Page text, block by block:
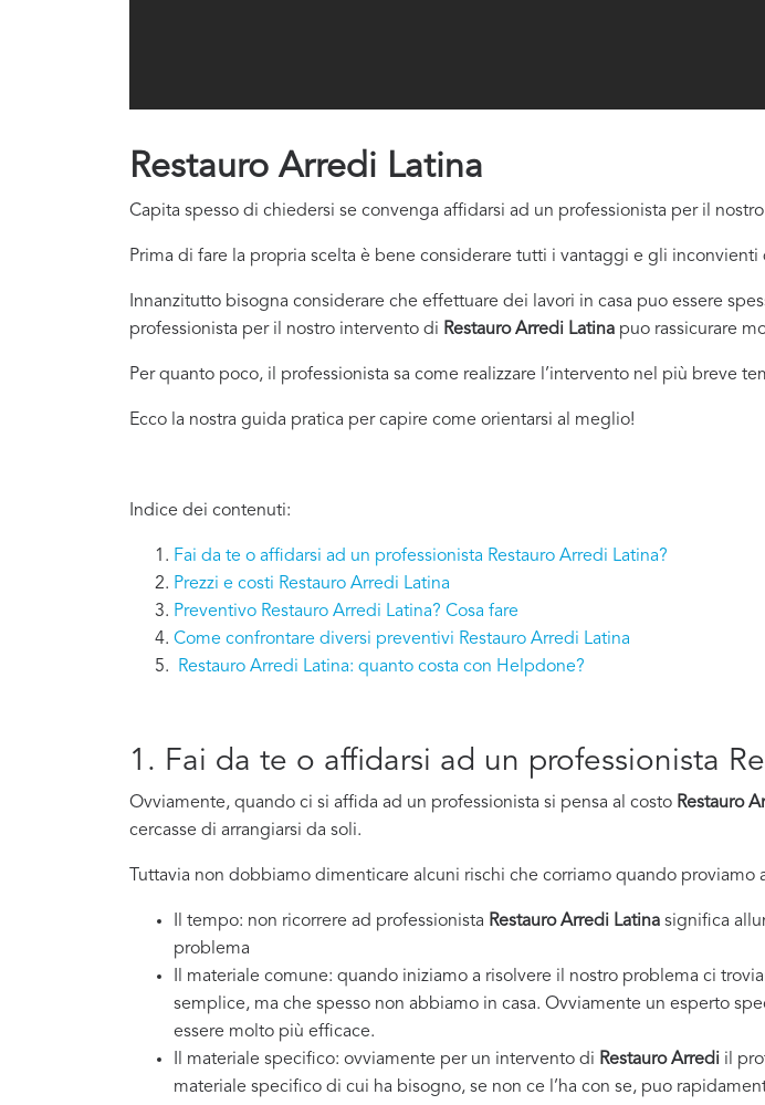
Restauro Arredi Latina
Capita spesso di chiedersi se convenga affidarsi ad un professionista per il
Prima di fare la propria scelta è bene considerare tutti i vantaggi e gli
Innanzitutto bisogna considerare che effettuare dei lavori in casa puo essere
professionista per il nostro intervento di Restauro Arredi Latina puo rassicurare
Per quanto poco, il professionista sa come realizzare l’intervento nel più breve
Ecco la nostra guida pratica per capire come orientarsi al meglio!
Indice dei contenuti:
Fai da te o affidarsi ad un professionista Restauro Arredi Latina?
Prezzi e costi Restauro Arredi Latina
Preventivo Restauro Arredi Latina? Cosa fare
Come confrontare diversi preventivi Restauro Arredi Latina
Restauro Arredi Latina: quanto costa con Helpdone?
1. Fai da te o affidarsi ad un professionista
Ovviamente, quando ci si affida ad un professionista si pensa al costo Restauro
cercasse di arrangiarsi da soli.
Tuttavia non dobbiamo dimenticare alcuni rischi che corriamo quando proviamo
Il tempo: non ricorrere ad professionista Restauro Arredi Latina significa
problema
Il materiale comune: quando iniziamo a risolvere il nostro problema ci
semplice, ma che spesso non abbiamo in casa. Ovviamente un esperto
essere molto più efficace.
Il materiale specifico: ovviamente per un intervento di Restauro Arredi il
materiale specifico di cui ha bisogno, se non ce l’ha con se, puo